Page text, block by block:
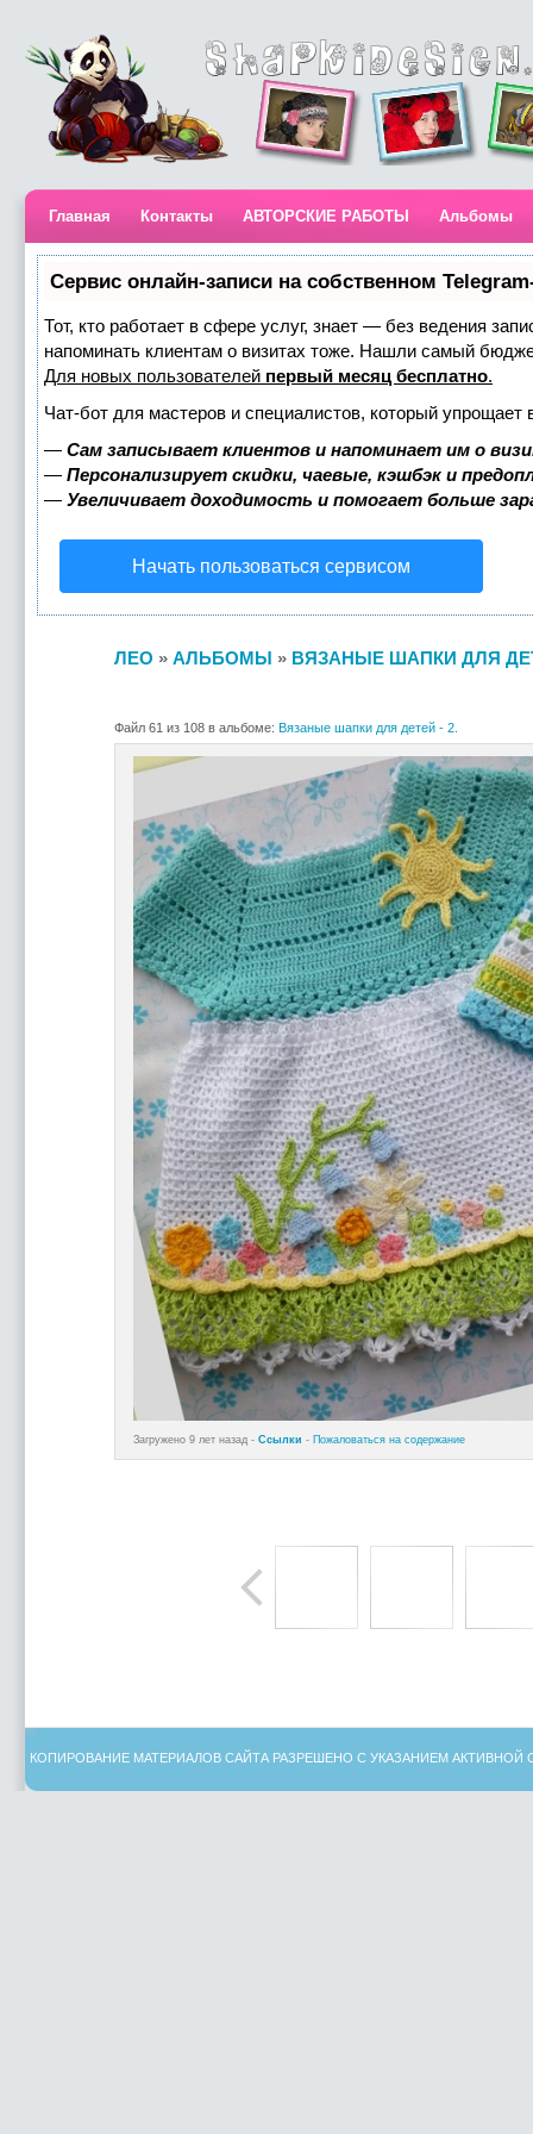
Главная Контакты АВТОРСКИЕ РАБОТЫ Альбомы
Сервис онлайн-записи на собственном
Тот, кто работает в сфере услуг, знает — без ведения
напоминать клиентам о визитах тоже. Нашли самый
Для новых пользователей первый месяц бесплатно.
Чат-бот для мастеров и специалистов, который упрощает
— Сам записывает клиентов и напоминает им о
— Персонализирует скидки, чаевые, кэшбэк и
— Увеличивает доходимость и помогает больше
Начать пользоваться сервисом
ЛЕО » АЛЬБОМЫ » ВЯЗАНЫЕ ШАПКИ ДЛЯ
Файл 61 из 108 в альбоме: Вязаные шапки для детей - 2.
Загружено 9 лет назад - Ссылки - Пожаловаться на содержание
КОПИРОВАНИЕ МАТЕРИАЛОВ САЙТА РАЗРЕШЕНО С УКАЗАНИЕМ АКТИВНОЙ